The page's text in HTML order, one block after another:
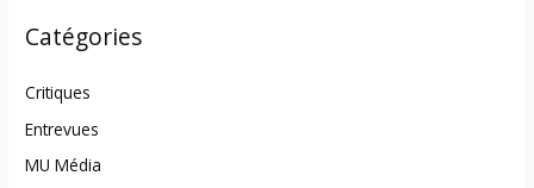
Catégories
Critiques
Entrevues
MU Média